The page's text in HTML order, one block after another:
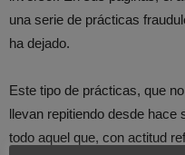
una serie de prácticas
ha dejado.
Este tipo de prácticas, que
llevan repitiendo desde hace
todo aquel que, con actitud